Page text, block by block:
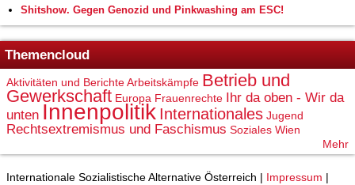
Shitshow. Gegen Genozid und Pinkwashing am ESC!
Themencloud
Aktivitäten und BerichteArbeitskämpfe Betrieb und
Gewerkschaft Europa Frauenrechte Ihr da oben - Wir da
unten Innenpolitik Internationales Jugend
Rechtsextremismus und Faschismus Soziales Wien
Mehr
Internationale Sozialistische Alternative Österreich | Impressum |